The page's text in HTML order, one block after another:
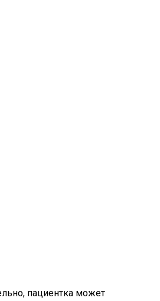
пациентка может